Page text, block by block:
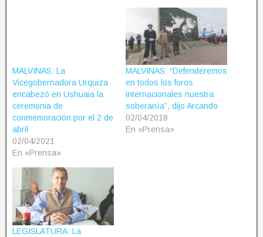
MALVINAS: La
Vicegobernadora Urquiza
encabezó en Ushuaia la
ceremonia de
conmemoración por el 2 de
abril
02/04/2021
En «Prensa»
MALVINAS: “Defenderemos
en todos los foros
internacionales nuestra
soberanía”, dijo Arcando
02/04/2018
En «Prensa»
LEGISLATURA: La